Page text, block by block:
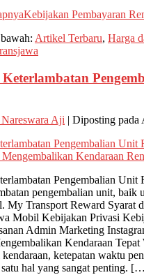
Kebijakan Pembayaran
Artikel Terbaru, Harga
Aji | Diposting pada
Pengembalian Unit
Pengembalian Unit
pengembalian unit, baik
My Transport Reward Syarat
Mobil Kebijakan Privasi
Admin Marketing
Kendaraan
ketepatan waktu
satu hal yang sangat penting.